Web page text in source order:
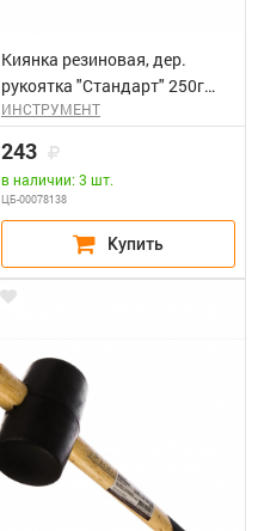
Киянка резиновая, дер.
рукоятка "Стандарт" 250г
(50мм) БИБЕР 85391
ИНСТРУМЕНТ
243
в наличии: 3 шт.
ЦБ-00078138